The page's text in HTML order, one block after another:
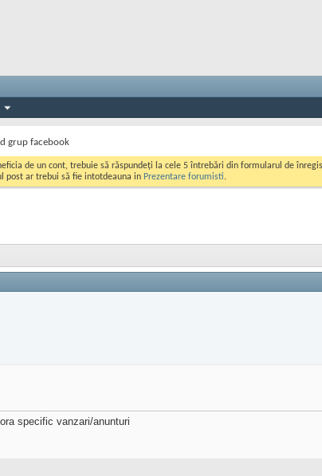
grup facebook
de un cont, trebuie să răspundeți la cele 5 întrebări din formularul de
post ar trebui să fie intotdeauna in Prezentare forumisti.
specific vanzari/anunturi